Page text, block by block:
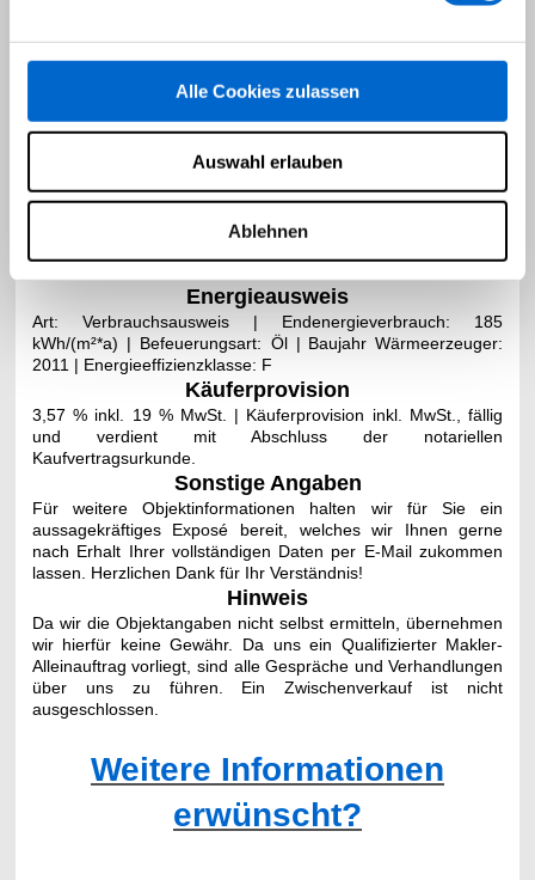
Alle Cookies zulassen
Auswahl erlauben
Ablehnen
Energieausweis
Art: Verbrauchsausweis | Endenergieverbrauch: 185
kWh/(m²*a) | Befeuerungsart: Öl | Baujahr Wärmeerzeuger:
2011 | Energieeffizienzklasse: F
Käuferprovision
3,57 % inkl. 19 % MwSt. | Käuferprovision inkl. MwSt., fällig
und verdient mit Abschluss der notariellen
Kaufvertragsurkunde.
Sonstige Angaben
Für weitere Objektinformationen halten wir für Sie ein
aussagekräftiges Exposé bereit, welches wir Ihnen gerne
nach Erhalt Ihrer vollständigen Daten per E-Mailzukommen
lassen. Herzlichen Dank für Ihr Verständnis!
Hinweis
Da wir die Objektangaben nicht selbst ermitteln, übernehmen
wir hierfür keine Gewähr. Da uns ein Qualifizierter Makler-
Alleinauftrag vorliegt, sind alle Gespräche und Verhandlungen
über uns zu führen. Ein Zwischenverkauf ist nicht
ausgeschlossen.
Weitere Informationen
erwünscht?